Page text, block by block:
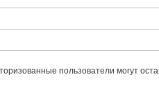
пользователи могут